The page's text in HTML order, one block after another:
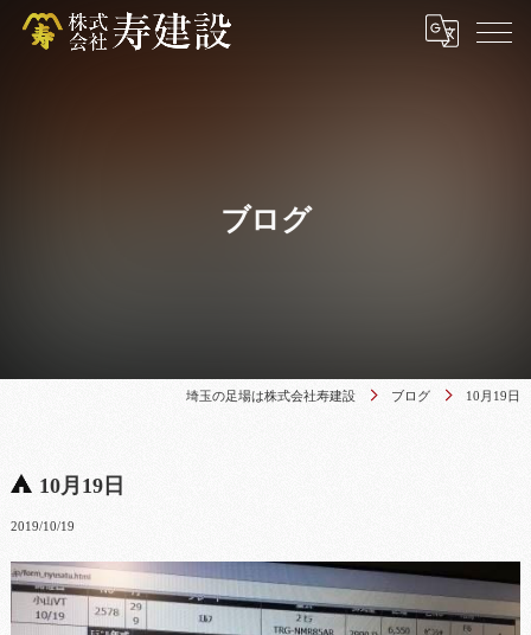
ブログ
埼玉の足場は株式会社寿建設 ブログ 10月19日
10月19日
2019/10/19